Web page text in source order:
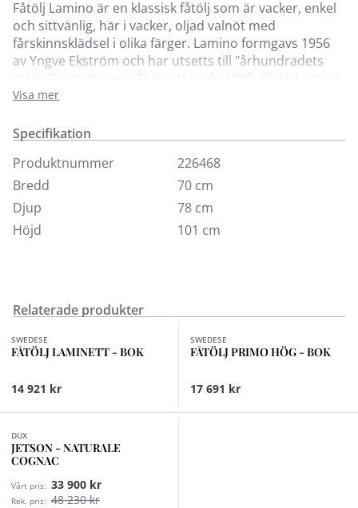
Fåtölj Lamino är en klassisk fåtölj som är vacker, enkel
och sittvänlig, här i vacker, oljad valnöt med
fårskinnsklädsel i olika färger. Lamino formgavs 1956
av Yngve Ekström och har utsetts till "århundradets
möbel" av tidningen Sköna Hem år 1999. Fåtölj Lamino
är tillverkad i skiktlimmad och formpressad fanér av
online). Välj mellan flera olika fina färger av
Moonlight, Charcoal, Espresso eller Sahara. Fåtölj
Lamino finns även att beställa i tyg eller läder. Lamino
passar dig som vill sitta skönt med stil och som vill ha
en fåtölj som håller för generationer och alltid kommer
vara lika aktuell.
köpa till.
Fri frakt inom Sverige.
Visa mer
Specifikation
Produktnummer
226468
Bredd
70 cm
Djup
78 cm
Höjd
101 cm
Relaterade produkter
Finns i fler val (7)
SWEDESE
FÅTÖLJ LAMINETT - BOK
14 921 kr
SWEDESE
FÅTÖLJ PRIMO HÖG - BOK
17 691 kr
DUX
JETSON - NATURALE
COGNAC
Vårt pris: 33 900 kr
Rek. pris: 48 230 kr